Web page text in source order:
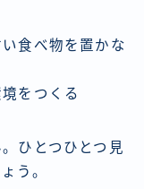
食べ物を置かな
をつくる
ひとつひとつ見
う。